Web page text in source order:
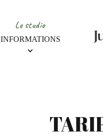
Le studio
INFORMATIONS